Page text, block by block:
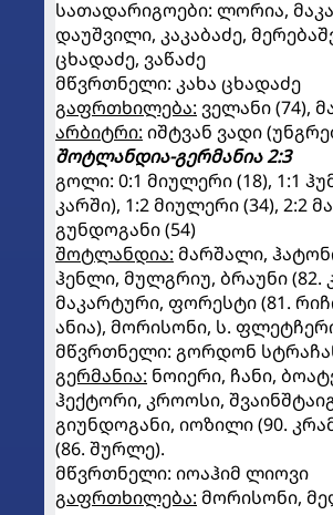
სათადარიგოები: ლორია,
დაუშვილი, კაკაბაძე,
ცხადაძე, ვაწაძე
მწვრთნელი: კახა ცხადაძე
გაფრთხილება: ველანი (74),
არბიტრი: იშტვან ვადი
შოტლანდია-გერმანია 2:3
გოლი: 0:1 მიულერი (18), 1:1
კარში), 1:2 მიულერი (34), 2:2
გუნდოგანი (54)
შოტლანდია: მარშალი,
ჰენლი, მულგრიუ, ბრაუნი (82.
მაკარტური, ფორესტი (81.
ანია), მორისონი, ს.
მწვრთნელი: გორდონ
გერმანია: ნოიერი, ჩანი,
ჰექტორი, კროოსი,
გიუნდოგანი, იოზილი (90.
(86. შურლე).
მწვრთნელი: იოაჰიმ ლიოვი
გაფრთხილება: მორისონი,